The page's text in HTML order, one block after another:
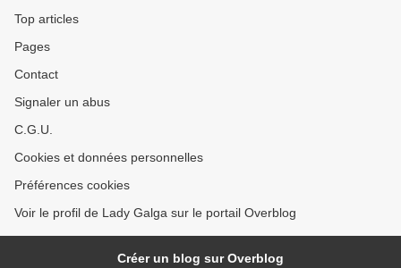
Top articles
Pages
Contact
Signaler un abus
C.G.U.
Cookies et données personnelles
Préférences cookies
Voir le profil de Lady Galga sur le portail Overblog
Créer un blog sur Overblog